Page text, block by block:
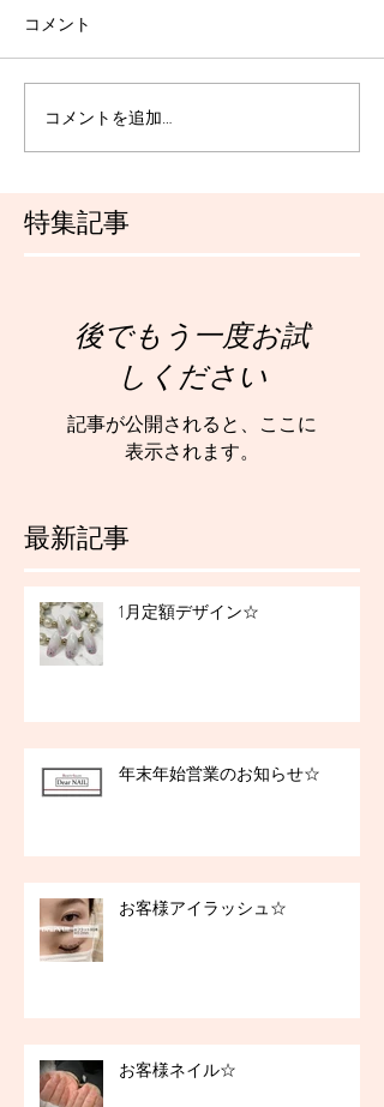
特集記事
最新記事
コメント
コメントを追加…
後でもう一度お試
しください
記事が公開されると、ここに
表示されます。
1月定額デザイン☆
年末年始営業のお知らせ☆
お客様アイラッシュ☆
お客様ネイル☆